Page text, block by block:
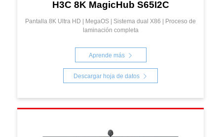
H3C 8K MagicHub S65I2C
Pantalla 8K Ultra HD | MegaOS | Sistema dual X86 | Proceso de
laminación completa
Aprende más
Descargar hoja de datos